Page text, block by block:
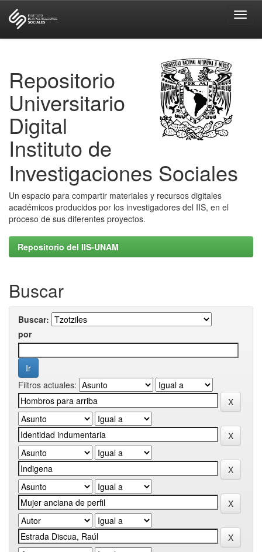
Repositorio
Universitario
Digital
Instituto de
Investigaciones Sociales
Un espacio para compartir materiales y recursos digitales
académicos producidos por los investigadores del IIS, en el
proceso de sus diferentes proyectos.
Repositorio del IIS-UNAM
Buscar
Buscar:
por
Filtros actuales: